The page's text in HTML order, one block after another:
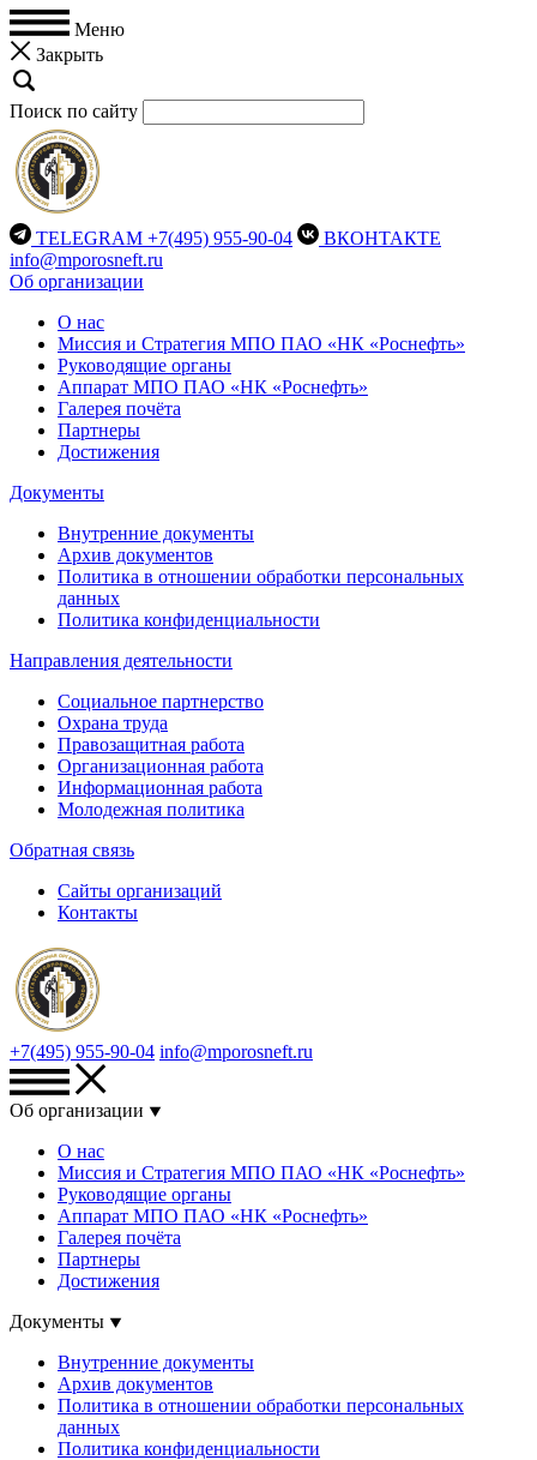
Меню
Закрыть
Поиск по сайту
TELEGRAM +7(495) 955-90-04
ВКОНТАКТЕ
info@mporosneft.ru
Об организации
О нас
Миссия и Стратегия МПО ПАО «НК «Роснефть»
Руководящие органы
Аппарат МПО ПАО «НК «Роснефть»
Галерея почёта
Партнеры
Достижения
Документы
Внутренние документы
Архив документов
Политика в отношении обработки персональных
данных
Политика конфиденциальности
Направления деятельности
Социальное партнерство
Охрана труда
Правозащитная работа
Организационная работа
Информационная работа
Молодежная политика
Обратная связь
Сайты организаций
Контакты
+7(495) 955-90-04 info@mporosneft.ru
Об организации
О нас
Миссия и Стратегия МПО ПАО «НК «Роснефть»
Руководящие органы
Аппарат МПО ПАО «НК «Роснефть»
Галерея почёта
Партнеры
Достижения
Документы
Внутренние документы
Архив документов
Политика в отношении обработки персональных
данных
Политика конфиденциальности